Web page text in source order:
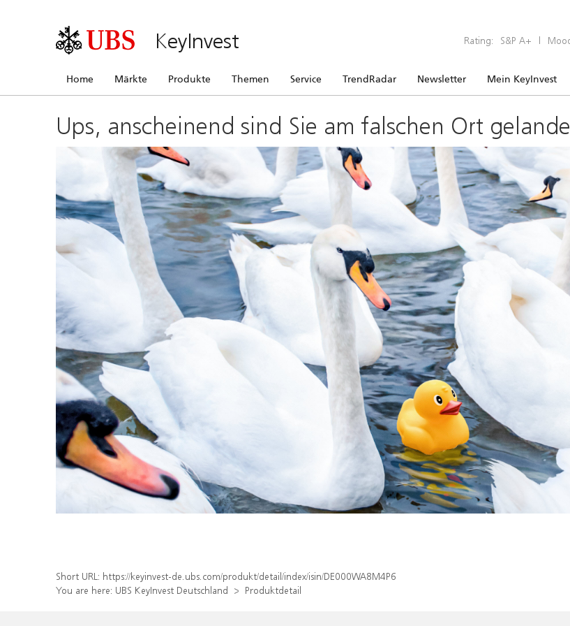
KeyInvest Rating: S&P A+ |
Home Märkte Produkte Themen Service TrendRadar Newsletter Mein KeyInvest
Ups, anscheinend sind Sie am falschen Ort
Short URL: https://keyinvest-de.ubs.com/produkt/detail/index/isin/DE000WA8M4P6
You are here: UBS KeyInvest Deutschland Produktdetail